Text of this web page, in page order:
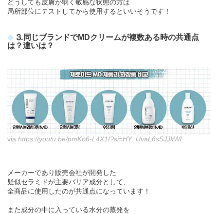
どうしても皮膚が弱く敏感な状態の方は
局所部位にテストしてから使用するといいそうです！
⒊同じブランドでMDクリームが複数ある時の共通点
は？違いは？
via https://youtu.be/pmKo6-L4X1I?si=HY_UvaL6sSJJkWl_
メーカーであり販売会社が開発した
疑似セラミドが主要バリア成分として、
全商品に使用したのが共通点になっています！
また成分の中に入っている水分の蒸発を